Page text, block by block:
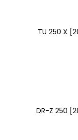
TU 250 X
DR-Z 250